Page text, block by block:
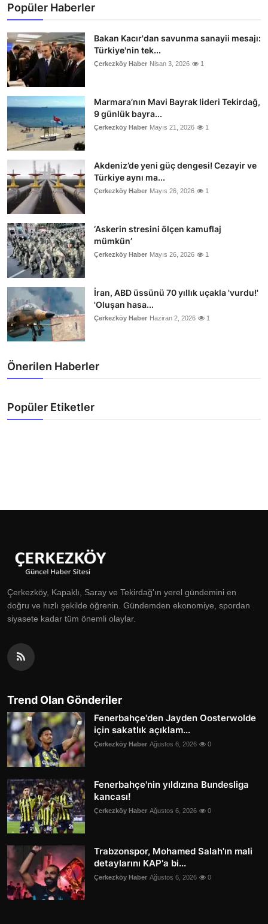
Popüler Haberler
Bakan Kacır'dan savunma sanayii mesajı:
Türkiye'nin tek...
Çerkezköy Haber Nisan 3, 2026 1
Marmara’nın Mavi Bayrak lideri Tekirdağ,
9 günlük bayra...
Çerkezköy Haber Mayıs 21, 2026 1
Akdeniz’de yeni güç dengesi! Cezayir ve
Türkiye aynı ma...
Çerkezköy Haber Mayıs 26, 2026 1
‘Askerin stresini ölçen kamuflaj
mümkün’
Çerkezköy Haber Mayıs 26, 2026 1
İran, ABD üssünü 70 yıllık uçakla 'vurdu!'
'Oluşan hasa...
Çerkezköy Haber Haziran 2, 2026 1
Önerilen Haberler
Popüler Etiketler
Çerkezköy, Kapaklı, Saray ve Tekirdağ'ın yerel gündemini en
doğru ve hızlı şekilde öğrenin. Gündemden ekonomiye, spordan
siyasete kadar tüm önemli olaylar.
Trend Olan Gönderiler
Fenerbahçe'den Jayden Oosterwolde
için sakatlık açıklam...
Çerkezköy Haber Ağustos 6, 2026 0
Fenerbahçe'nin yıldızına Bundesliga
kancası!
Çerkezköy Haber Ağustos 6, 2026 0
Trabzonspor, Mohamed Salah'ın mali
detaylarını KAP'a bi...
Çerkezköy Haber Ağustos 6, 2026 0